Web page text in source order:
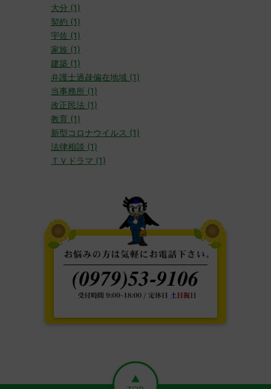
大分 (1)
契約 (1)
宇佐 (1)
家族 (1)
建築 (1)
弁護士過疎偏在地域 (1)
当事務所 (1)
改正民法 (1)
教育 (1)
新型コロナウイルス (1)
法律相談 (1)
ＴＶドラマ (1)